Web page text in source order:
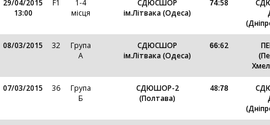
29/04/2015
13:00
F1
1-4
місця
СДЮСШОР
ім.Літвака (Одеса)
74:58
08/03/2015 32
Група
А
СДЮСШОР
ім.Літвака (Одеса)
66:62
07/03/2015 36
Група
Б
СДЮШОР-2
(Полтава)
48:78